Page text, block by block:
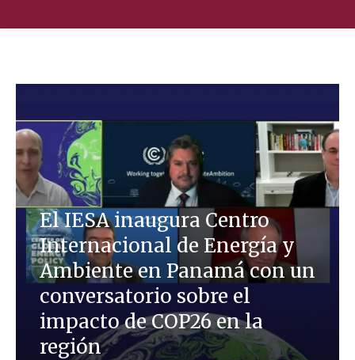
Nuestra Escuela
Oferta Académica
Educación Ejecutiva
Soluciones Empresariales
International Faculty
Escuelas y Centros
El IESA inaugura Centro
Internacional de Energía y
Ambiente en Panamá con un
conversatorio sobre el
impacto de COP26 en la
región